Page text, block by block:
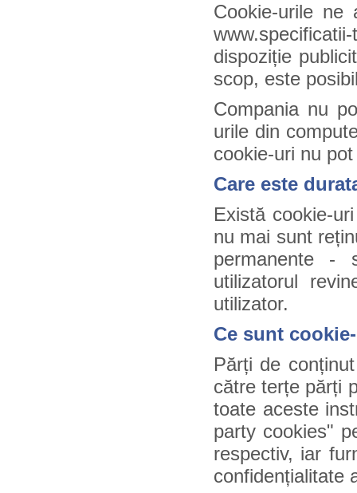
Cookie-urile
dispoziție
scop, este
Compania nu
urile din
cookie-uri nu
Care este
Există cookie-
nu mai sunt
permanente -
utilizatorul
utilizator.
Ce sunt
Părți de
către terțe părți
toate aceste
party cookies"
respectiv, iar
confidențialitate